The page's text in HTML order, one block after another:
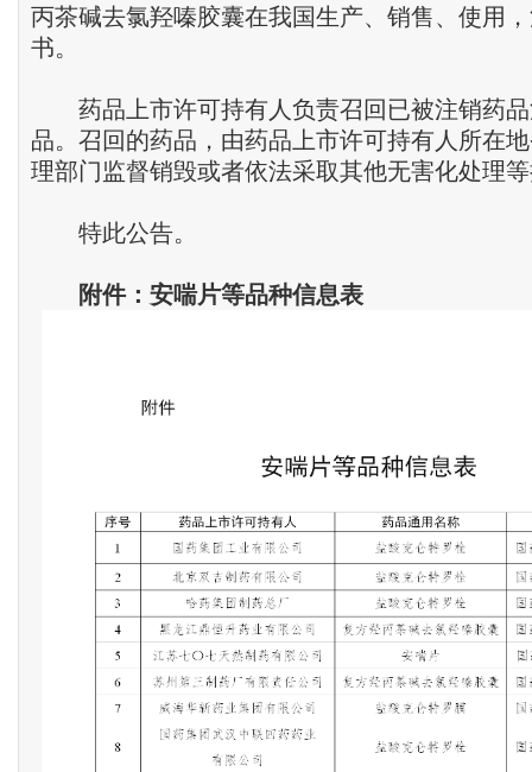
丙茶碱去氯羟嗪胶囊在我国生产、销售、使用
书。
药品上市许可持有人负责召回已被注销药品
品。召回的药品，由药品上市许可持有人所在
理部门监督销毁或者依法采取其他无害化处理
特此公告。
附件 ： 安喘片等品种信息表